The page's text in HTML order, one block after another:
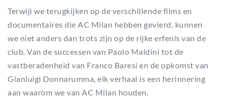
Terwijl we terugkijken op de verschillende films en
documentaires die AC Milan hebben gevierd, kunnen
we niet anders dan trots zijn op de rijke erfenis van de
club. Van de successen van Paolo Maldini tot de
vastberadenheid van Franco Baresi en de opkomst van
Gianluigi Donnarumma, elk verhaal is een herinnering
aan waarom we van AC Milan houden.